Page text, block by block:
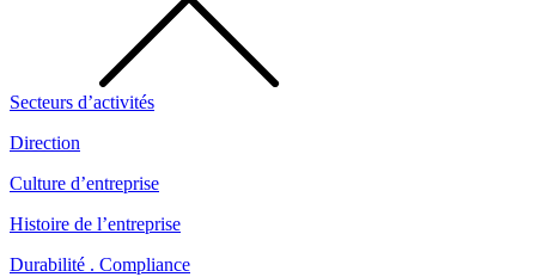
Secteurs d’activités
Direction
Culture d’entreprise
Histoire de l’entreprise
Durabilité . Compliance